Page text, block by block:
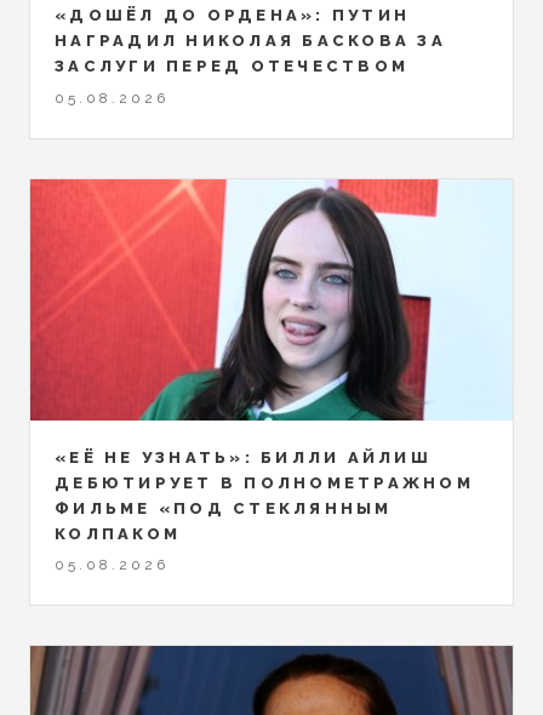
«ДОШЁЛ ДО ОРДЕНА»: ПУТИН
НАГРАДИЛ НИКОЛАЯ БАСКОВА ЗА
ЗАСЛУГИ ПЕРЕД ОТЕЧЕСТВОМ
05.08.2026
«ЕЁ НЕ УЗНАТЬ»: БИЛЛИ АЙЛИШ
ДЕБЮТИРУЕТ В ПОЛНОМЕТРАЖНОМ
ФИЛЬМЕ «ПОД СТЕКЛЯННЫМ
КОЛПАКОМ
05.08.2026